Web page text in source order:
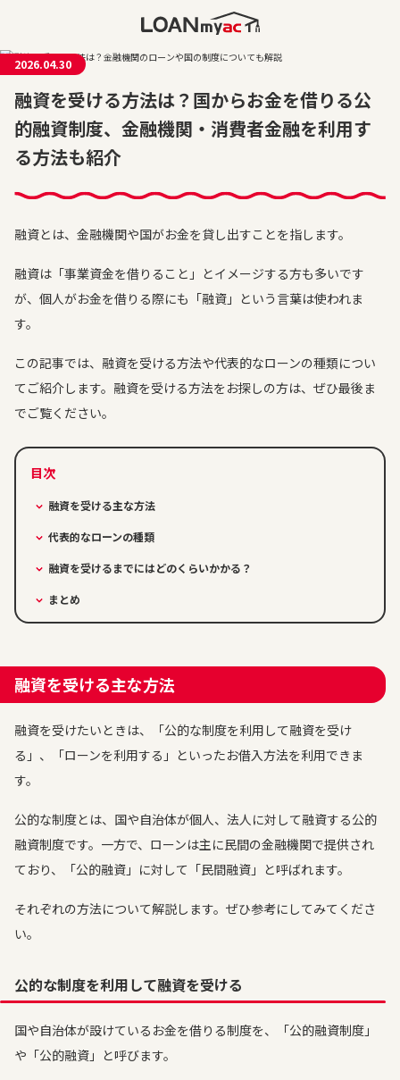
2026.04.30
融資を受ける方法は？国からお金を借りる公
的融資制度、金融機関・消費者金融を利用す
る方法も紹介
融資とは、金融機関や国がお金を貸し出すことを指します。
融資は「事業資金を借りること」とイメージする方も多いです
が、個人がお金を借りる際にも「融資」という言葉は使われま
す。
この記事では、融資を受ける方法や代表的なローンの種類につい
てご紹介します。融資を受ける方法をお探しの方は、ぜひ最後ま
でご覧ください。
融資を受ける主な方法
代表的なローンの種類
融資を受けるまでにはどのくらいかかる？
まとめ
融資を受ける主な方法
融資を受けたいときは、「公的な制度を利用して融資を受け
る」、「ローンを利用する」といったお借入方法を利用できま
す。
公的な制度とは、国や自治体が個人、法人に対して融資する公的
融資制度です。一方で、ローンは主に民間の金融機関で提供され
ており、「公的融資」に対して「民間融資」と呼ばれます。
それぞれの方法について解説します。ぜひ参考にしてみてくださ
い。
公的な制度を利用して融資を受ける
国や自治体が設けているお金を借りる制度を、「公的融資制度」
や「公的融資」と呼びます。